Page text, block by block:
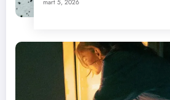
mart 5, 2026